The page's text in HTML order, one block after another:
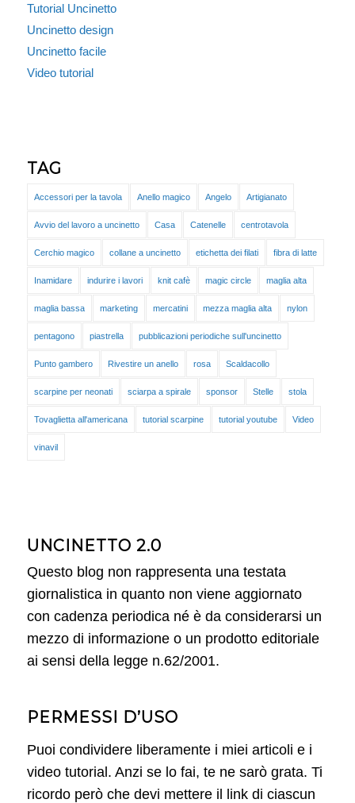
Tutorial Uncinetto
Uncinetto design
Uncinetto facile
Video tutorial
TAG
Accessori per la tavola Anello magico Angelo Artigianato
Avvio del lavoro a uncinetto Casa Catenelle centrotavola
Cerchio magico collane a uncinetto etichetta dei filati fibra di latte
Inamidare indurire i lavori knit cafè magic circle maglia alta
maglia bassa marketing mercatini mezza maglia alta nylon
pentagono piastrella pubblicazioni periodiche sull'uncinetto
Punto gambero Rivestire un anello rosa Scaldacollo
scarpine per neonati sciarpa a spirale sponsor Stelle stola
Tovaglietta all'americana tutorial scarpine tutorial youtube Video
vinavil
UNCINETTO 2.0
Questo blog non rappresenta una testata
giornalistica in quanto non viene aggiornato
con cadenza periodica né è da considerarsi un
mezzo di informazione o un prodotto editoriale
ai sensi della legge n.62/2001.
PERMESSI D’USO
Puoi condividere liberamente i miei articoli e i
video tutorial. Anzi se lo fai, te ne sarò grata. Ti
ricordo però che devi mettere il link di ciascun